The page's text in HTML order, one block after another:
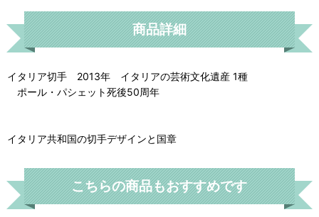
商品詳細
イタリア切手 2013年 イタリアの芸術文化遺産 1種
ポール・パシェット死後50周年
イタリア共和国の切手デザインと国章
こちらの商品もおすすめです